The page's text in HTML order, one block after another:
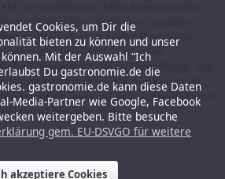
profitieren, sondern
sowie Pharmazie.
auch wirklich langfristig seine
braucht es die richtige Pflege. Die
hochwertige Produkte aus Edelstahl
Erfahrung, worauf es ankommt, damit
bleiben.mehr
Cookies, um Dir die
bieten zu können und unser
Mit der Auswahl “Ich
Du gastronomie.de die
gastronomie.de kann diese Daten
Media-Partner wie Google, Facebook
weitergeben. Bitte besuche
gem. EU-DSVGO für weitere
akzeptiere Cookies